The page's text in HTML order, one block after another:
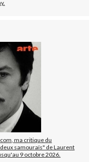
ma critique du
samouraïs" de Laurent
9 octobre 2026.